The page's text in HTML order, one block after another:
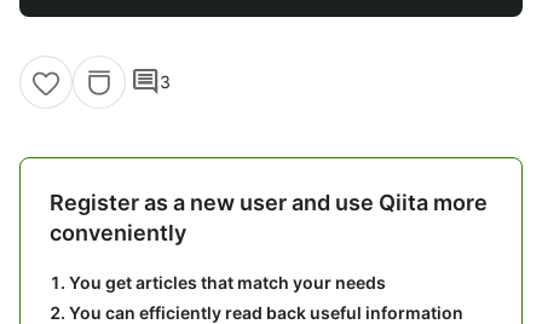
comment3
Register as a new user and use Qiita more
conveniently
You get articles that match your needs
You can efficiently read back useful information